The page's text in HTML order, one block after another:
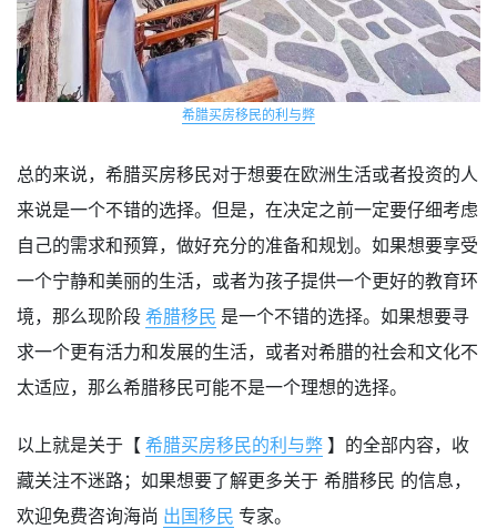
希腊买房移民的利与弊
总的来说，希腊买房移民对于想要在欧洲生活或者投资的人
来说是一个不错的选择。但是，在决定之前一定要仔细考虑
自己的需求和预算，做好充分的准备和规划。如果想要享受
一个宁静和美丽的生活，或者为孩子提供一个更好的教育环
境，那么现阶段 希腊移民 是一个不错的选择。如果想要寻
求一个更有活力和发展的生活，或者对希腊的社会和文化不
太适应，那么希腊移民可能不是一个理想的选择。
以上就是关于【 希腊买房移民的利与弊 】的全部内容，收
藏关注不迷路；如果想要了解更多关于 希腊移民 的信息，
欢迎免费咨询海尚 出国移民 专家。